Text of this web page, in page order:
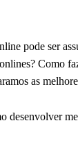
pode ser
Como
as
desenvolver